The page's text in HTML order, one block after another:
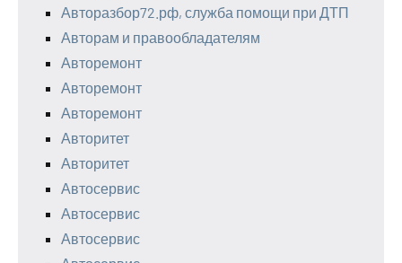
Авторазбор72.рф, служба помощи при ДТП
Авторам и правообладателям
Авторемонт
Авторемонт
Авторемонт
Авторитет
Авторитет
Автосервис
Автосервис
Автосервис